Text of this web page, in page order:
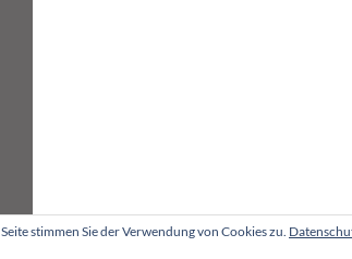
stimmen Sie der Verwendung von Cookies zu.